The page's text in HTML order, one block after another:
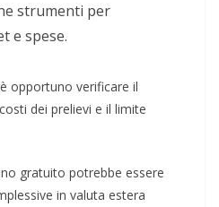
strumenti per
e spese.
opportuno verificare il
dei prelievi e il limite
gratuito potrebbe essere
in valuta estera